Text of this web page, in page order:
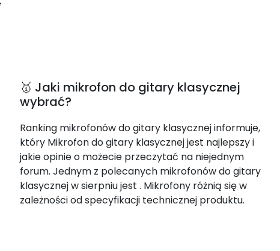
🥇 Jaki mikrofon do gitary klasycznej
wybrać?
Ranking mikrofonów do gitary klasycznej informuje,
który Mikrofon do gitary klasycznej jest najlepszy i
jakie opinie o możecie przeczytać na niejednym
forum. Jednym z polecanych mikrofonów do gitary
klasycznej w sierpniu jest . Mikrofony różnią się w
zależności od specyfikacji technicznej produktu.